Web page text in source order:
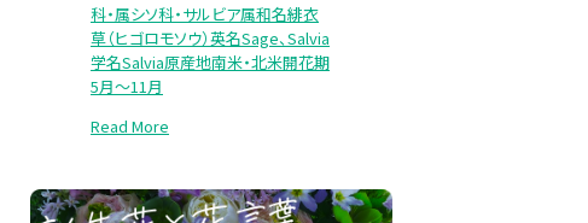
科・属シソ科・サルビア属和名緋衣
草（ヒゴロモソウ）英名Sage、Salvia
学名Salvia原産地南米・北米開花期
5月～11月
Read More